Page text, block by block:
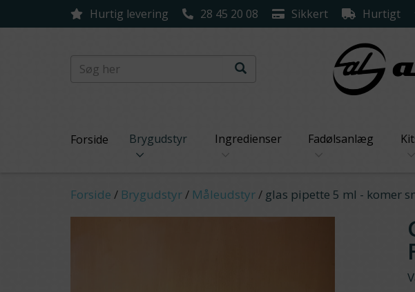
Hurtig levering 28 45 20 08 Sikkert Hurtigt
Forside Brygudstyr Ingredienser Fadølsanlæg
Forside / Brygudstyr/ Måleudstyr/ glas pipette 5 ml - komer